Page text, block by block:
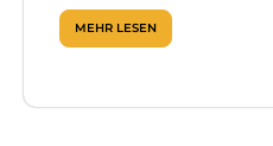
MEHR LESEN